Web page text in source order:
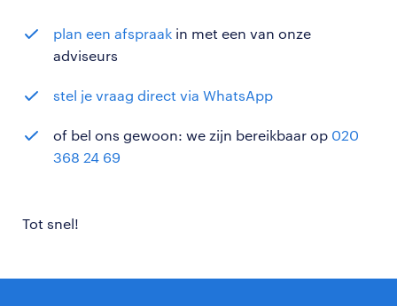
plan een afspraak in met een van onze
adviseurs
stel je vraag direct via WhatsApp
of bel ons gewoon: we zijn bereikbaar op 020
368 24 69
Tot snel!